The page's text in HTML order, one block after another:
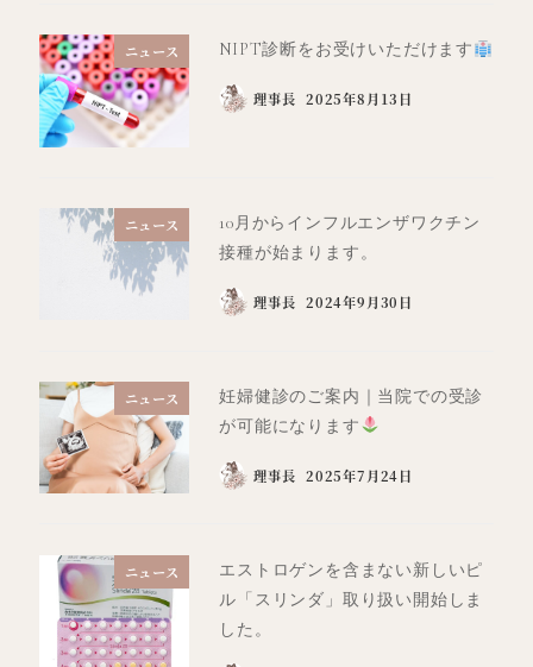
ニュース NIPT診断をお受けいただけます
理事長 2025年8月13日
ニュース
10月からインフルエンザワクチン
接種が始まります。
理事長 2024年9月30日
ニュース
妊婦健診のご案内｜当院での受診
が可能になります
理事長 2025年7月24日
ニュース
エストロゲンを含まない新しいピ
ル「スリンダ」取り扱い開始しま
した。